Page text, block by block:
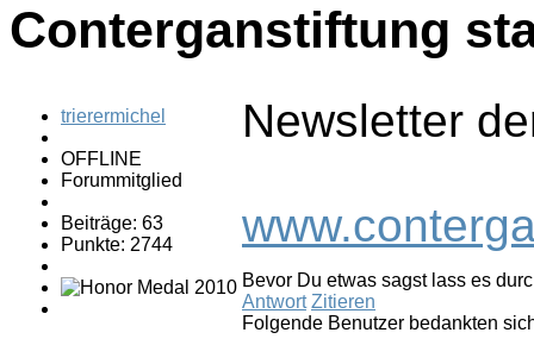
Conterganstiftung
trierermichel
OFFLINE
Forummitglied
Beiträge: 63
Punkte: 2744
Newsletter
Bevor Du etwas sagst lass es
Antwort Zitieren
Folgende Benutzer bedankten